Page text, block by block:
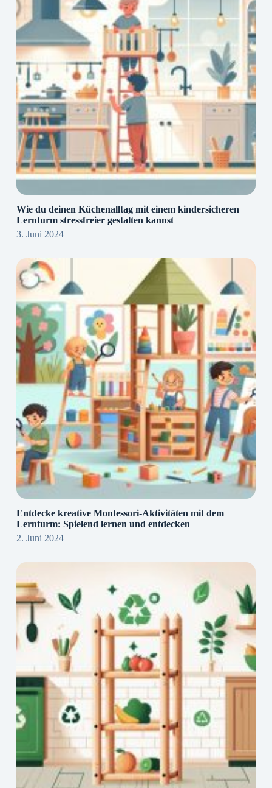
Wie du deinen Küchenalltag mit einem kindersicheren
Lernturm stressfreier gestalten kannst
3. Juni 2024
Entdecke kreative Montessori-Aktivitäten mit dem
Lernturm: Spielend lernen und entdecken
2. Juni 2024